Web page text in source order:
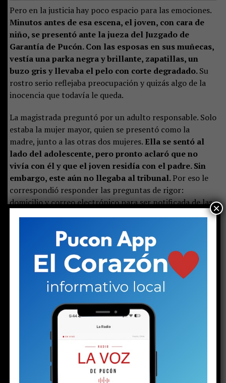
Pero en la justicia hay poco espacio para las emociones.
Minutos antes de esa escena, el joven, con cara de
niño, se presentó ante la jueza del Juzgado de
Garantía de Pucón. Con las esposas en sus muñecas,
vestía una parka negra y brillante, zapatillas, un
buzo gris y llevaba el pelo con corte degradado.Su
rostro serio reflejaba preocupación y quizás algo de la
inocencia que todavía le queda.
La magistrada preguntó por un adulto responsable. Solo
estaba la mujer mayor, quien se presentó como la
madre, junto a las otras dos mujeres. Ella se sentó al
lado del adolescente, pero pronto aclaró que no
vivía con él y que el joven residía con el padre. Sin
embargo, este aún no llegaba al tribunal.Por eso le
correspondió responder las preguntas de rigor:
domicilio y correo electrónico para ser notificada de las
actuaciones judiciales que, desde ese momento, el
Luego de eso, el fiscal Jorge Calderara entregó detalles
de la detención.Explicó que el análisis del video
viralizado de la pelea permitió a la Sección de
Investigaciones Policiales (SIP) de Carabineros de
en la que se observaban elementos como
estoques e incluso un arma que aparentaba ser real.
Entre ellos estaba el ahora detenido.
Sin embargo, cuando los policías fueron a buscarlo a la
vivienda donde, supuestamente, residía con su padre, en
la población Francisco Valdés, no lo encontraron.
×